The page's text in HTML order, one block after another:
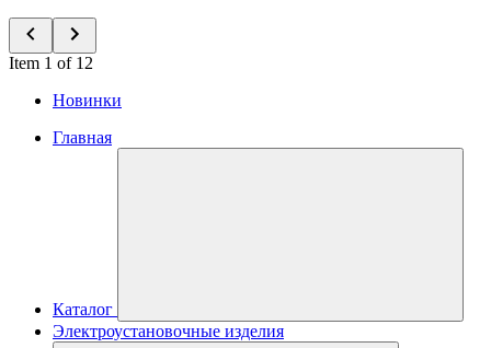
Item 1 of 12
Новинки
Главная
Каталог
Электроустановочные изделия